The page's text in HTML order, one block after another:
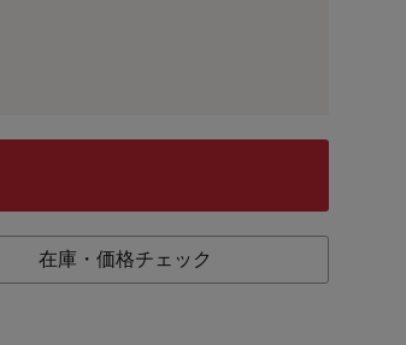
在庫・価格チェック